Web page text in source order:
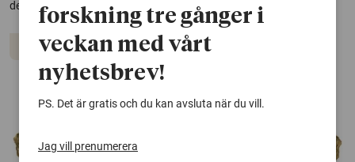
dessa ristare aktivt påverkade både ritualer och socialt liv.
Arkeologi
forskning tre gånger i
veckan med vårt
nyhetsbrev!
PS. Det är gratis och du kan avsluta när du vill.
Jag vill prenumerera